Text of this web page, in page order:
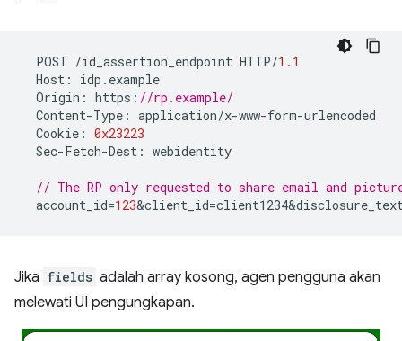
POST /id_assertion_endpoint HTTP/1.1
Host : idp . example
Origin : https : //rp.example/
Content-Type : application/x-www-form-urlencoded
Cookie : 0x23223
Sec-Fetch-Dest : webidentity
// The RP only requested to share email and
account_id=123&client_id=
Jika fields adalah array kosong, agen pengguna akan
melewati UI pengungkapan.